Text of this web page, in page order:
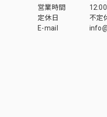
営業時間
定休日
不定
E-mail